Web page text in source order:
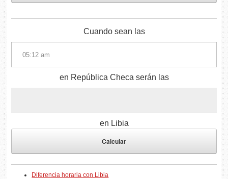
Cuando sean las
en República Checa serán las
en Libia
Diferencia horaria con Libia